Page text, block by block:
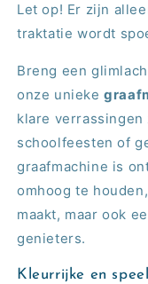
Let op! Er zijn
traktatie wordt
Breng een
onze unieke
klare
schoolfeesten of
graafmachine is
omhoog te
maakt, maar ook
genieters.
Kleurrijke en